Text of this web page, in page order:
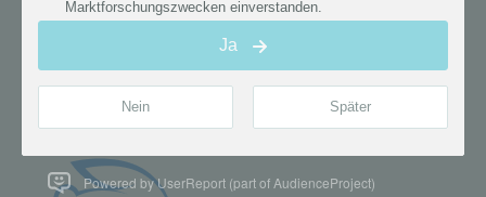
Powered by UserReport (part of AudienceProject)